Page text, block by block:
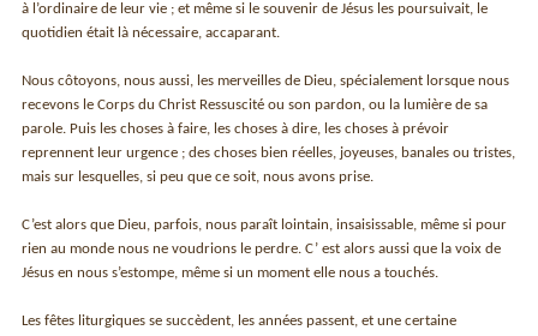
à l’ordinaire de leur vie ; et même si le souvenir de Jésus les poursuivait, le
quotidien était là nécessaire, accaparant.
Nous côtoyons, nous aussi, les merveilles de Dieu, spécialement lorsque nous
recevons le Corps du Christ Ressuscité ou son pardon, ou la lumière de sa
parole. Puis les choses à faire, les choses à dire, les choses à pré­voir
reprennent leur urgence ; des choses bien réelles, joyeuses, banales ou tristes,
mais sur lesquelles, si peu que ce soit, nous avons prise.
C’est alors que Dieu, parfois, nous paraît lointain, insaisissable, même si pour
rien au monde nous ne voudrions le perdre. C’ est alors aussi que la voix de
Jésus en nous s’estompe, même si un moment elle nous a touchés.
Les fêtes liturgiques se succèdent, les années passent, et une certaine